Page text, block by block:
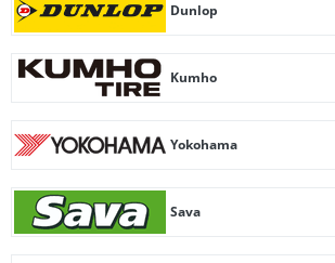
Dunlop
Kumho
Yokohama
Sava